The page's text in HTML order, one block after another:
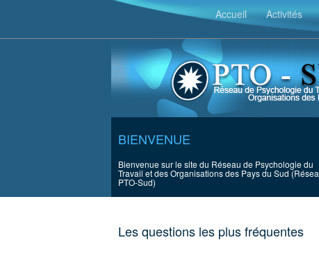
Accueil Activités
BIENVENUE
Bienvenue sur le site du Réseau de Psychologie du
Travail et des Organisations des Pays du Sud
PTO-Sud)
Les questions les plus fréquentes